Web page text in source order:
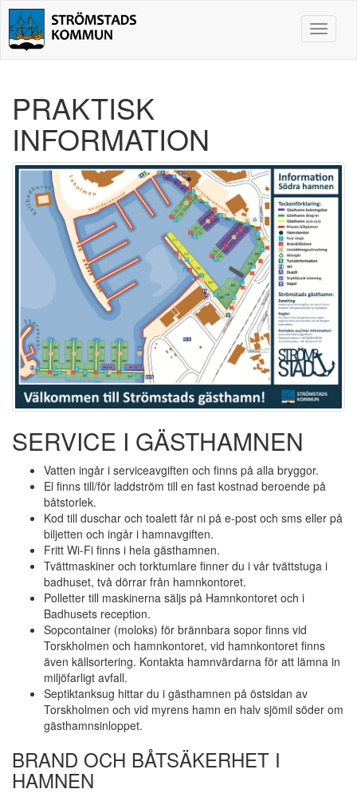
Toggle
PRAKTISK
INFORMATION
SERVICE I GÄSTHAMNEN
Vatten ingår i serviceavgiften och finns på alla bryggor.
El finns till/för laddström till en fast kostnad beroende på
båtstorlek.
Kod till duschar och toalett får ni på e-post och sms eller på
biljetten och ingår i hamnavgiften.
Fritt Wi-Fi finns i hela gästhamnen.
Tvättmaskiner och torktumlare finner du i vår tvättstuga i
badhuset, två dörrar från hamnkontoret.
Polletter till maskinerna säljs på Hamnkontoret och i
Badhusets reception.
Sopcontainer (moloks) för brännbara sopor finns vid
Torskholmen och hamnkontoret, vid hamnkontoret finns
även källsortering. Kontakta hamnvärdarna för att lämna in
miljöfarligt avfall.
Septiktanksug hittar du i gästhamnen på östsidan av
Torskholmen och vid myrens hamn en halv sjömil söder om
gästhamnsinloppet.
BRAND OCH BÅTSÄKERHET I
HAMNEN